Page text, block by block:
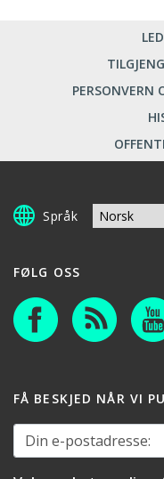
PERSONVERN
Språk
FØLG OSS
FÅ BESKJED NÅR VI
Din e-postadresse: